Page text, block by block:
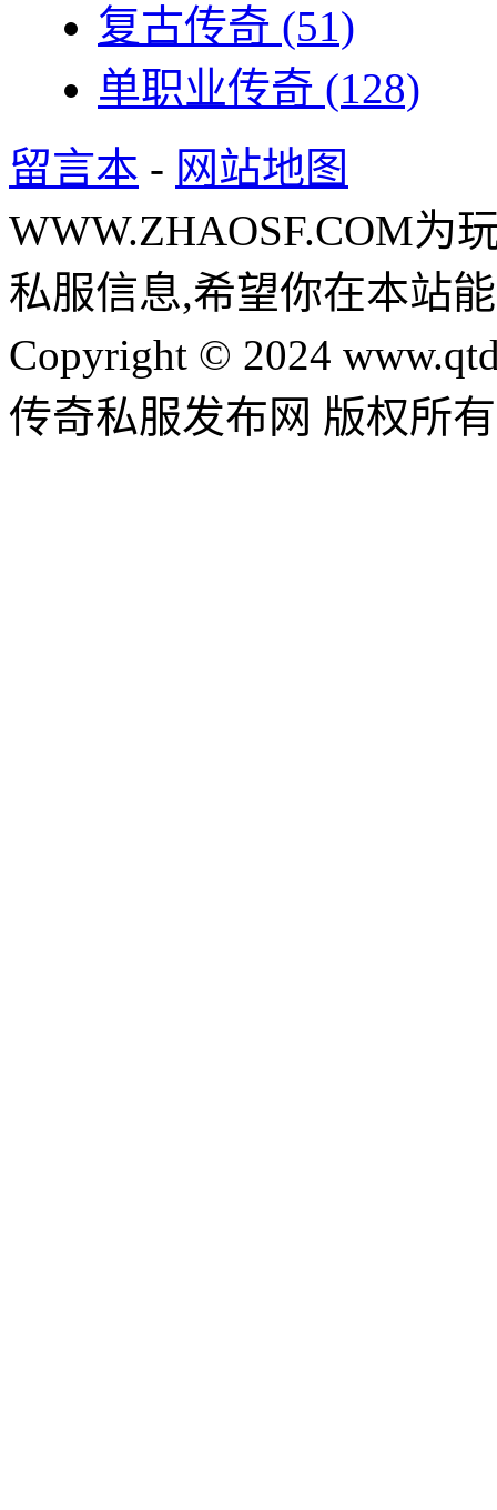
复古传奇 (51)
单职业传奇 (128)
留言本 - 网站地图
WWW.ZHAOSF.COM为
私服信息,希望你在本站
Copyright © 2024
传奇私服发布网 版权所有